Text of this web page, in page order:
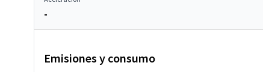
-
Emisiones y consumo